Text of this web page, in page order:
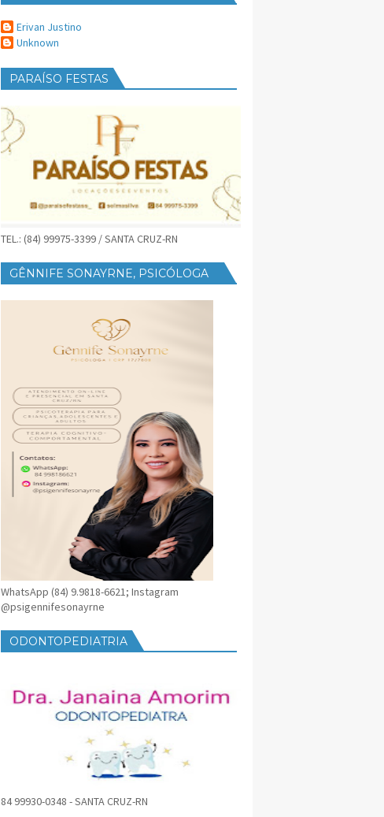
Erivan Justino
Unknown
PARAÍSO FESTAS
TEL.: (84) 99975-3399 / SANTA CRUZ-RN
GÊNNIFE SONAYRNE, PSICÓLOGA
WhatsApp (84) 9.9818-6621; Instagram
@psigennifesonayrne
ODONTOPEDIATRIA
84 99930-0348 - SANTA CRUZ-RN